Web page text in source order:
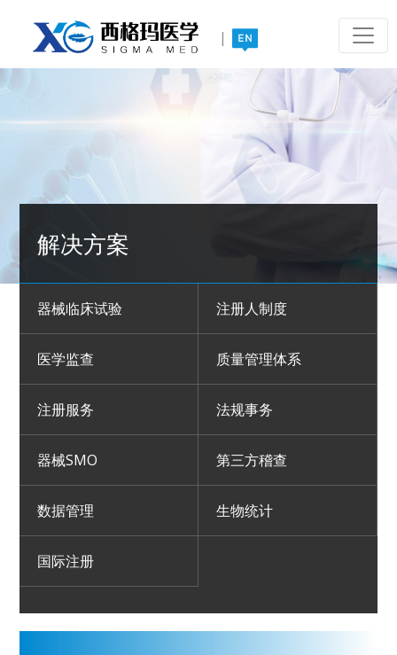
|
解决方案
器械临床试验 注册人制度
医学监查 质量管理体系
注册服务 法规事务
器械SMO 第三方稽查
数据管理 生物统计
国际注册